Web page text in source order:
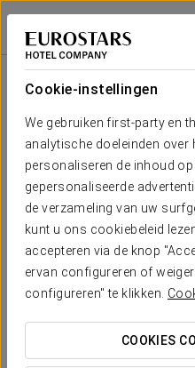
Cookie-instellingen
We gebruiken first-party en
analytische doeleinden over
personaliseren de inhoud
gepersonaliseerde
de verzameling van uw
kunt u ons cookiebeleid
accepteren via de knop
ervan configureren of
configureren" te klikken.
COOKIES
Áurea Palacio de la Tinta
MÁLAGA
bevoorrechte locaties van
panoramische dakterras,
van het gebouw, biedt een
bewonderen, met de zee en
Een plek waar licht,
perfecte setting te creëren